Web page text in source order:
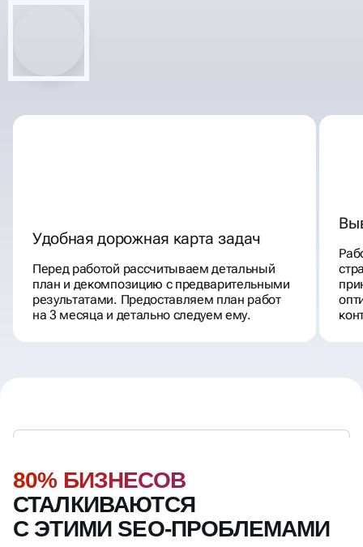
Удобная дорожная карта задач
Перед работой рассчитываем детальный
план и декомпозицию с предварительными
результатами. Предоставляем план работ
на 3 месяца и детально следуем ему.
80% БИЗНЕСОВ
СТАЛКИВАЮТСЯ
С ЭТИМИ SEO-ПРОБЛЕМАМИ